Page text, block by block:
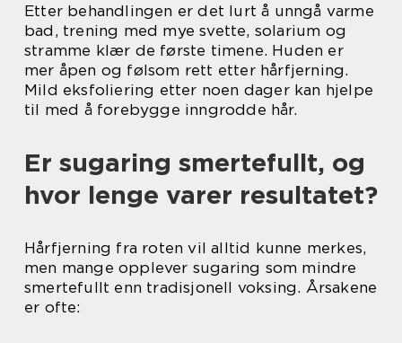
Etter behandlingen er det lurt å unngå varme
bad, trening med mye svette, solarium og
stramme klær de første timene. Huden er
mer åpen og følsom rett etter hårfjerning.
Mild eksfoliering etter noen dager kan hjelpe
til med å forebygge inngrodde hår.
Er sugaring smertefullt, og
hvor lenge varer resultatet?
Hårfjerning fra roten vil alltid kunne merkes,
men mange opplever sugaring som mindre
smertefullt enn tradisjonell voksing. Årsakene
er ofte: